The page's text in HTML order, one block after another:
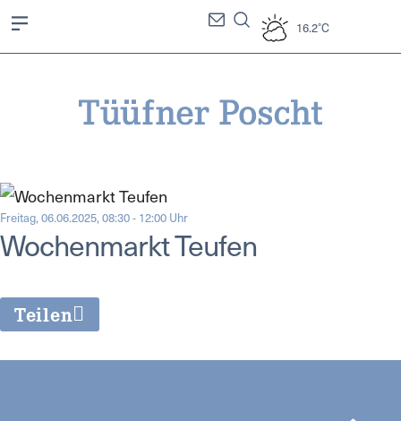
16.2°C
Freitag, 06.06.2025, 08:30 - 12:00 Uhr
Wochenmarkt Teufen
Teilen